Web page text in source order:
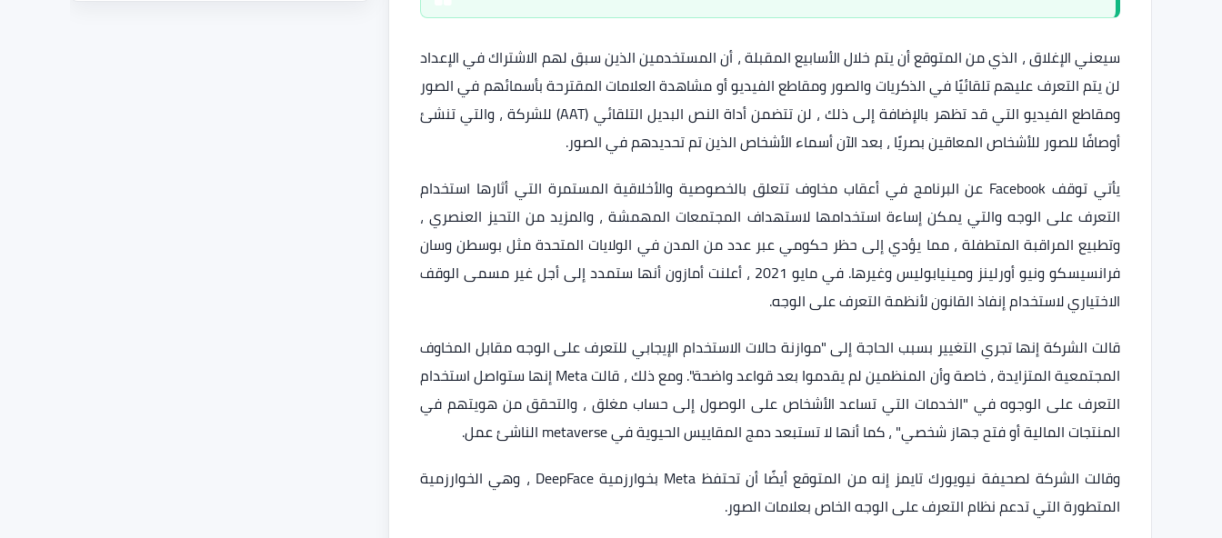
سيعني الإغلاق ، الذي من المتوقع أن يتم خلال الأسابيع المقبلة ، أن المستخدمين الذين سبق لهم الاشتراك في الإعداد
لن يتم التعرف عليهم تلقائيًا في الذكريات والصور ومقاطع الفيديو أو مشاهدة العلامات المقترحة بأسمائهم في الصور
ومقاطع الفيديو التي قد تظهر بالإضافة إلى ذلك ، لن تتضمن أداة النص البديل التلقائي (AAT) للشركة ، والتي تنشئ
أوصافًا للصور للأشخاص المعاقين بصريًا ، بعد الآن أسماء الأشخاص الذين تم تحديدهم في الصور.
يأتي توقف Facebook عن البرنامج في أعقاب مخاوف تتعلق بالخصوصية والأخلاقية المستمرة التي أثارها استخدام
التعرف على الوجه والتي يمكن إساءة استخدامها لاستهداف المجتمعات المهمشة ، والمزيد من التحيز العنصري ،
وتطبيع المراقبة المتطفلة ، مما يؤدي إلى حظر حكومي عبر عدد من المدن في الولايات المتحدة مثل بوسطن وسان
فرانسيسكو ونيو أورلينز ومينيابوليس وغيرها. في مايو 2021 ، أعلنت أمازون أنها ستمدد إلى أجل غير مسمى الوقف
الاختياري لاستخدام إنفاذ القانون لأنظمة التعرف على الوجه.
قالت الشركة إنها تجري التغيير بسبب الحاجة إلى "موازنة حالات الاستخدام الإيجابي للتعرف على الوجه مقابل المخاوف
المجتمعية المتزايدة ، خاصة وأن المنظمين لم يقدموا بعد قواعد واضحة". ومع ذلك ، قالت Meta إنها ستواصل استخدام
التعرف على الوجوه في "الخدمات التي تساعد الأشخاص على الوصول إلى حساب مغلق ، والتحقق من هويتهم في
المنتجات المالية أو فتح جهاز شخصي" ، كما أنها لا تستبعد دمج المقاييس الحيوية في metaverse الناشئ عمل.
وقالت الشركة لصحيفة نيويورك تايمز إنه من المتوقع أيضًا أن تحتفظ Meta بخوارزمية DeepFace ، وهي الخوارزمية
المتطورة التي تدعم نظام التعرف على الوجه الخاص بعلامات الصور.